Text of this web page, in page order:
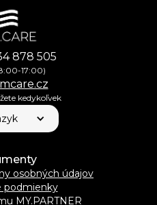
878 505
17:00)
kedykoľvek
osobných údajov
podmienky
MY.PARTNER